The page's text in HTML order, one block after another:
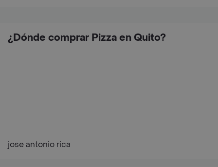
¿Dónde comprar Pizza en Quito?
jose antonio rica